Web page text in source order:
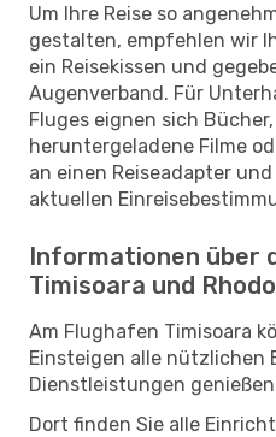
Um Ihre Reise so
gestalten, empfehlen wir
ein Reisekissen und
Augenverband. Für
Fluges eignen sich
heruntergeladene Filme
an einen Reiseadapter
aktuellen
Informationen über
Timisoara und
Am Flughafen Timisoara
Einsteigen alle nützlichen
Dienstleistungen
Dort finden Sie alle